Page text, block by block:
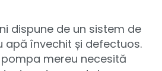
dispune de un sistem de
apă învechit și defectuos.
mereu necesită